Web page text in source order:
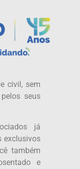
civil, sem
seus
já
exclusivos
também
e